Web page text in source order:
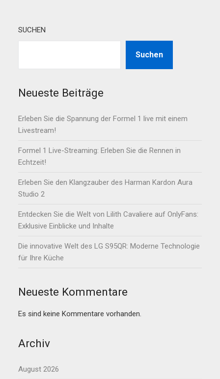
SUCHEN
Suchen
Neueste Beiträge
Erleben Sie die Spannung der Formel 1 live mit einem
Livestream!
Formel 1 Live-Streaming: Erleben Sie die Rennen in
Echtzeit!
Erleben Sie den Klangzauber des Harman Kardon Aura
Studio 2
Entdecken Sie die Welt von Lilith Cavaliere auf OnlyFans:
Exklusive Einblicke und Inhalte
Die innovative Welt des LG S95QR: Moderne Technologie
für Ihre Küche
Neueste Kommentare
Es sind keine Kommentare vorhanden.
Archiv
August 2026